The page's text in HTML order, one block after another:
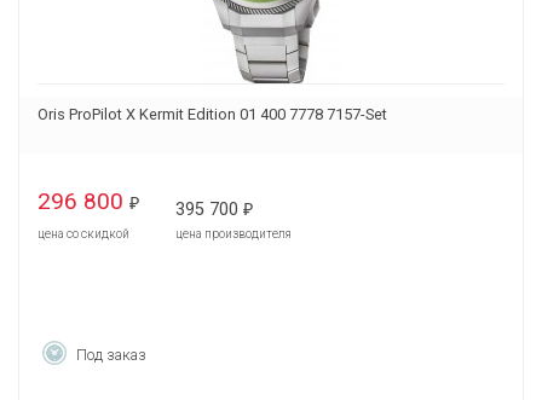
Oris ProPilot X Kermit Edition 01 400 7778 7157-Set
296 800 ₽
цена со скидкой
395 700 ₽
цена производителя
Под заказ